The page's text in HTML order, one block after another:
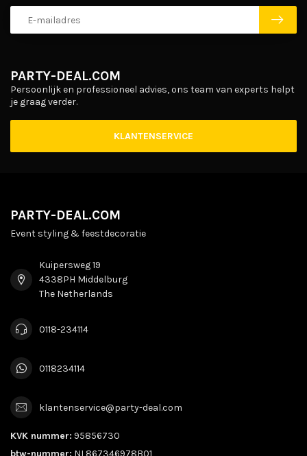
PARTY-DEAL.COM
Persoonlijk en professioneel advies, ons team van experts helpt
je graag verder.
KLANTENSERVICE
PARTY-DEAL.COM
Event styling & feestdecoratie
Kuipersweg 19
4338PH Middelburg
The Netherlands
0118-234114
0118234114
klantenservice@party-deal.com
KVK nummer: 95856730